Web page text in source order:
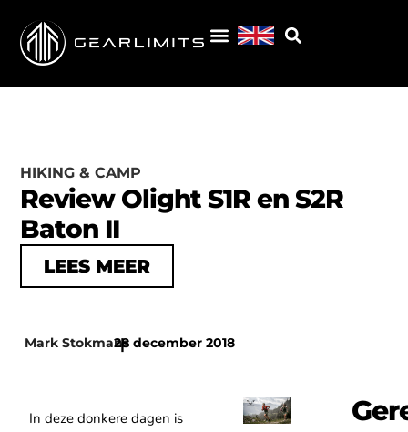
HIKING & CAMP
Review Olight S1R en S2R
Baton II
LEES MEER
Mark Stokmans
|
28 december 2018
In deze donkere dagen is